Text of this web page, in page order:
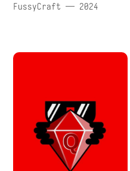
FussyCraft — 2024